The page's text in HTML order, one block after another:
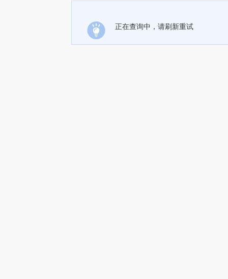
正在查询中，请刷新重试